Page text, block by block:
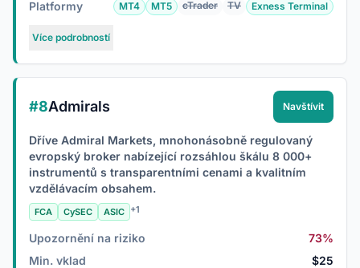
Platformy MT4 MT5 cTrader TV Exness Terminal
Více podrobností
#8Admirals Navštívit
Dříve Admiral Markets, mnohonásobně regulovaný
evropský broker nabízející rozsáhlou škálu 8 000+
instrumentů s transparentními cenami a kvalitním
vzdělávacím obsahem.
FCA CySEC ASIC +1
Upozornění na riziko
73%
Min. vklad
$25